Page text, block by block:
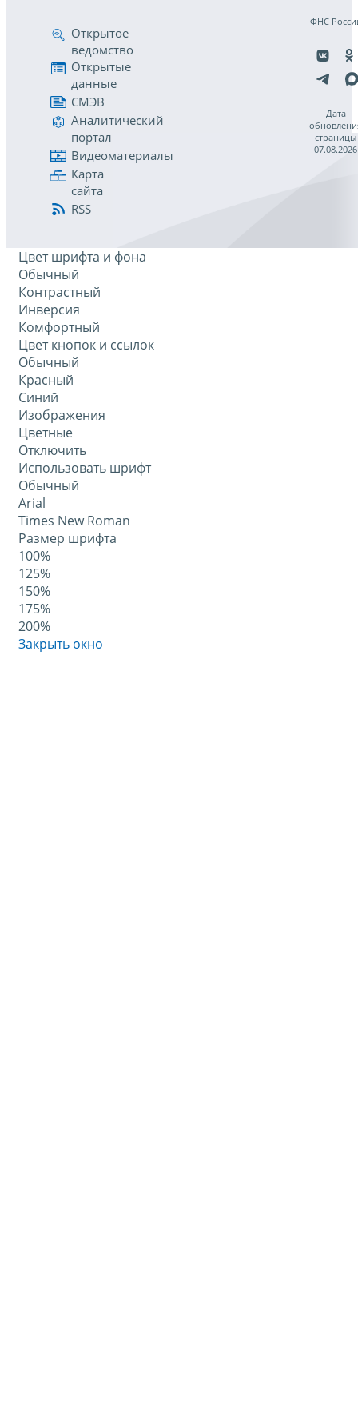
Открытое
ведомство
Открытые
данные
СМЭВ
Аналитический
портал
Видеоматериалы
Карта
сайта
RSS
ФНС
Дата
страницы
07.08.2026
Цвет шрифта и фона
Обычный
Контрастный
Инверсия
Комфортный
Цвет кнопок и ссылок
Обычный
Красный
Синий
Изображения
Цветные
Отключить
Использовать шрифт
Обычный
Arial
Times New Roman
Размер шрифта
100%
125%
150%
175%
200%
Закрыть окно